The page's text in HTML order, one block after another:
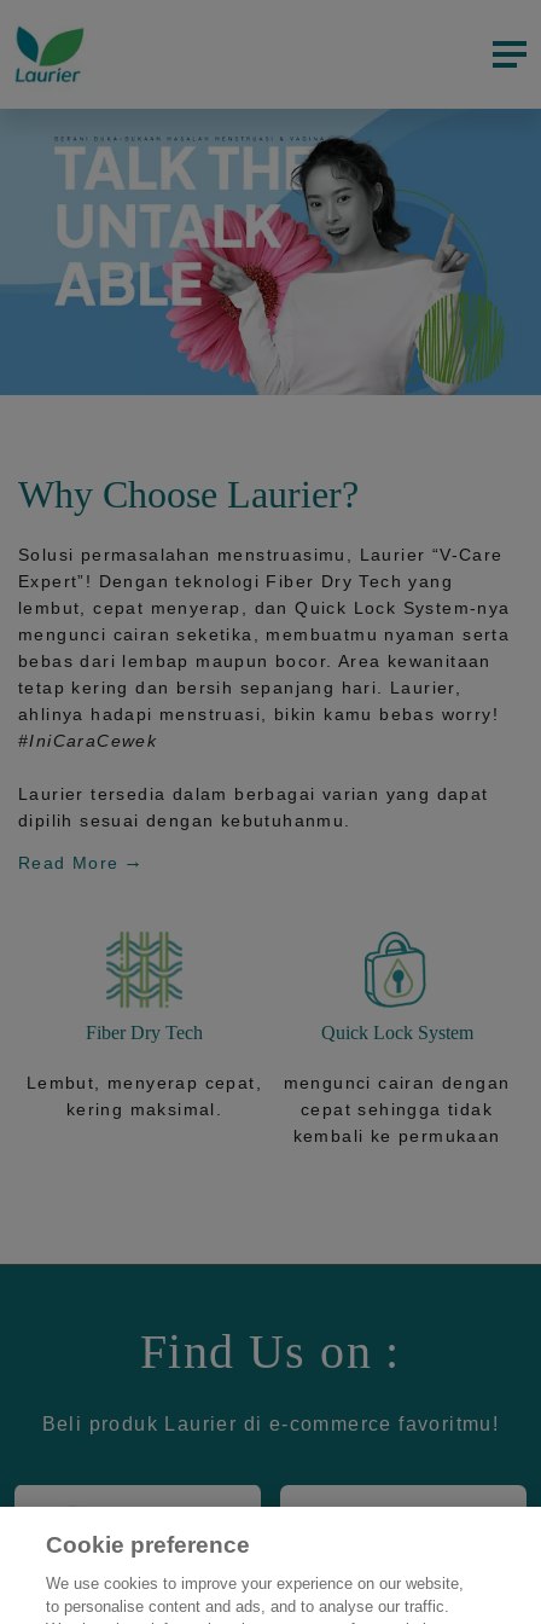
Why Choose Laurier?
Solusi permasalahan menstruasimu, Laurier “V-Care
Expert”! Dengan teknologi Fiber Dry Tech yang
lembut, cepat menyerap, danQuick Lock System-nya
mengunci cairan seketika, membuatmu nyaman serta
bebas dari lembap maupun bocor. Area kewanitaan
tetap kering dan bersih sepanjang hari.
Laurier,
ahlinya hadapi menstruasi, bikin kamu bebas worry!
#IniCaraCewek
Laurier tersedia dalam berbagai varian yang dapat
dipilih sesuai dengan kebutuhanmu.
Read More
Fiber Dry Tech
Lembut, menyerap cepat,
kering maksimal.
Quick Lock System
mengunci cairan dengan
cepat sehingga tidak
kembali ke permukaan
Find Us on :
Beli produk Laurier di e-commerce favoritmu!
Cookie preference
We use cookies to improve your experience on our website,
to personalise content and ads, and to analyse our traffic.